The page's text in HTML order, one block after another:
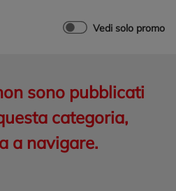
Vedi solo promo
sono pubblicati
categoria,
a navigare.